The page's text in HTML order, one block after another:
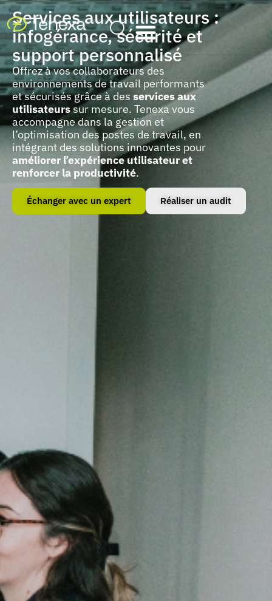
Services aux utilisateurs :
infogérance, sécurité et
support personnalisé
Offrez à vos collaborateurs des
environnements de travail performants
et sécurisés grâce à des services aux
utilisateurssur mesure. Tenexa vous
accompagne dans la gestion et
l’optimisation des postes de travail, en
intégrant des solutions innovantes pour
améliorer l’expérience utilisateur et
renforcer la productivité.
Échanger avec un expert Réaliser un audit